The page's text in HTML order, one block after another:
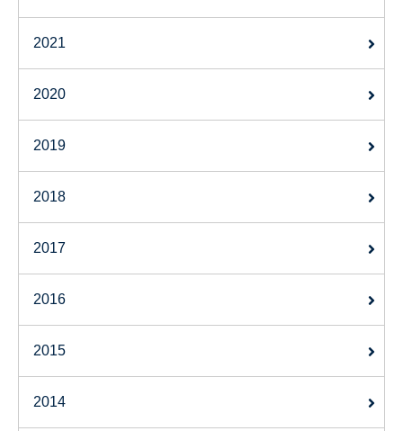
2021
2020
2019
2018
2017
2016
2015
2014